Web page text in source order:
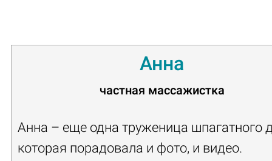
Анна
частная массажистка
Анна – еще одна труженица шпагатного
которая порадовала и фото, и видео.